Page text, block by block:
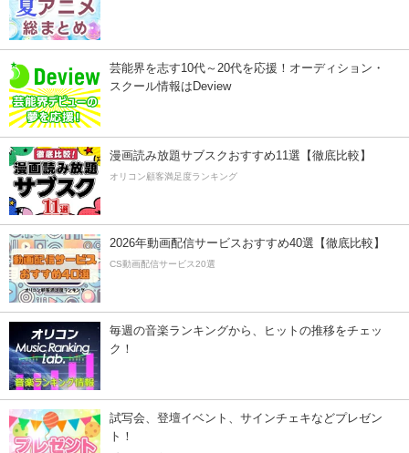
芸能界を志す10代～20代を応援！オーディション・
スクール情報はDeview
漫画読み放題サブスクおすすめ11選【徹底比較】
オリコン顧客満足度ランキング
2026年動画配信サービスおすすめ40選【徹底比較】
CS動画配信サービス20選
毎週の音楽ランキングから、ヒットの推移をチェッ
ク！
試写会、登壇イベント、サインチェキなどプレゼン
ト！